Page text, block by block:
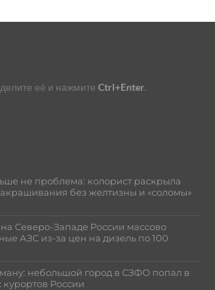
её и нажмите Ctrl+Enter.
не проблема: колорист раскрыла
без желтизны и «соломы»
Северо-Западе России массово
АЗС из-за цен на дизель по 100
небольшой город в СЗФО попал в
курортов России